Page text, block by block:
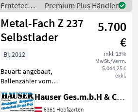
Erntetechnik
Grünland /
Metal-Fach
Premium Plus Händler
Metal-Fach Z 237
Selbstlader
5.700
€
inkl. 13%
MwSt./Verm.
5.044,25 €
exkl.
Bj. 2012
Bauart: angebaut,
Ballenzähler vom
Vorbesitzer auf 3 Punkt
umgebaut, voll
funktionstauglich ca. 1500
Hauser Ges.m.b.H & Co.KG
6361 Hopfgarten